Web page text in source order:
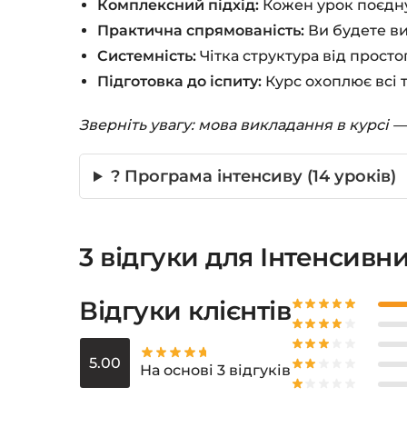
Комплексний підхід: Кожен урок
Практична спрямованість: Ви будете
Системність: Чітка структура від
Підготовка до іспиту: Курс охоплює всі
Зверніть увагу: мова викладання в курсі
? Програма інтенсиву (14 уроків)
3 відгуки для
Відгуки клієнтів
5.00 На основі 3 відгуків